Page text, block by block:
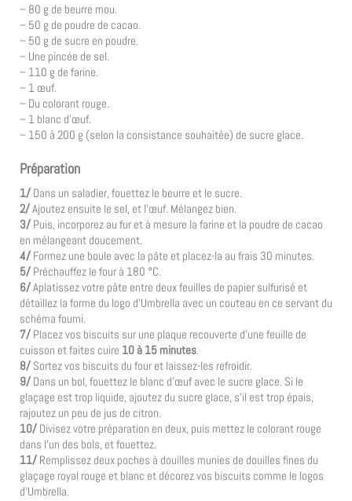
– 80 g de beurre mou.
– 50 g de poudre de cacao.
– 50 g de sucre en poudre.
– Une pincée de sel.
– 110 g de farine.
– 1 œuf.
– Du colorant rouge.
– 1 blanc d’œuf.
– 150 à 200 g (selon la consistance souhaitée) de sucre glace.
Préparation
1/ Dans un saladier, fouettez le beurre et le sucre.
2/Ajoutez ensuite le sel, et l’œuf. Mélangez bien.
3/ Puis, incorporez au fur et à mesure la farine et la poudre de cacao
en mélangeant doucement.
4/ Formez une boule avec la pâte et placez-la au frais 30 minutes.
5/ Préchauffez le four à 180 °C.
6/Aplatissez votre pâte entre deux feuilles de papier sulfurisé et
détaillez la forme du logo d’Umbrella avec un couteau en ce servant du
schéma fourni.
7/ Placez vos biscuits sur une plaque recouverte d’une feuille de
cuisson et faites cuire 10 à 15 minutes
8/ Sortez vos biscuits du four et laissez-les refroidir.
9/ Dans un bol, fouettez le blanc d’œuf avec le sucre glace. Si le
glaçage est trop liquide, ajoutez du sucre glace, s’il est trop épais,
rajoutez un peu de jus de citron.
10/ Divisez votre préparation en deux, puis mettez le colorant rouge
dans l’un des bols, et fouettez.
11/ Remplissez deux poches à douilles munies de douilles fines du
glaçage royal rouge et blanc et décorez vos biscuits comme le logos
d’Umbrella.